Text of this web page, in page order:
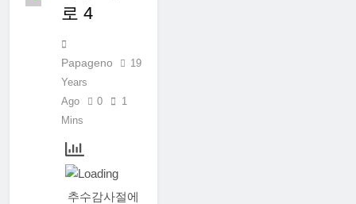
로 4
Papageno
19
Years
Ago
0
1
Mins
추수감사절에